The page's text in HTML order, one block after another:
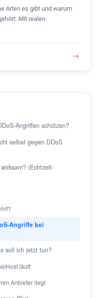
Arten es gibt und warum
Mit realen
→
Angriffen schützen?
selbst gegen DDoS
(Echtzeit-
Angriffe bei
soll ich jetzt tun?
läuft
Anbieter liegt